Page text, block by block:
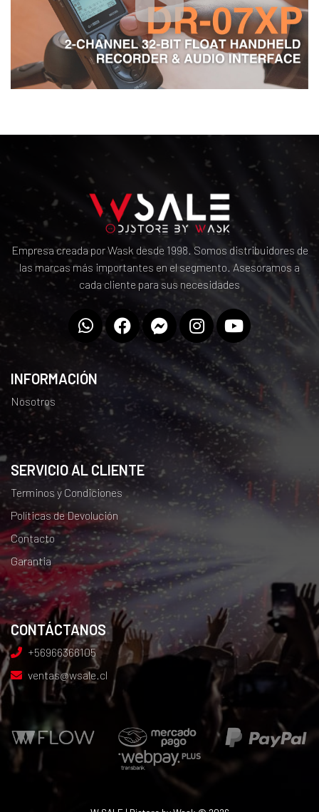
Empresa creada por Wask desde 1998. Somos distribuidores de
las marcas más importantes en el segmento. Asesoramos a
cada cliente para sus necesidades
INFORMACIÓN
Nosotros
SERVICIO AL CLIENTE
Terminos y Condiciones
Políticas de Devolución
Contacto
Garantia
CONTÁCTANOS
+56966366105
ventas@wsale.cl